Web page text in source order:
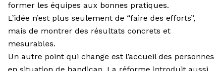
former les équipes aux bonnes pratiques.
L’idée n’est plus seulement de “faire des efforts”,
mais de montrer des résultats concrets et
mesurables.
Un autre point qui change est l’accueil des personnes